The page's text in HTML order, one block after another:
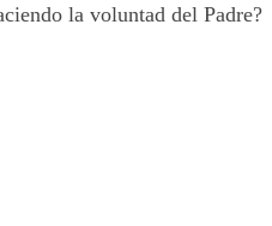
la voluntad del Padre?